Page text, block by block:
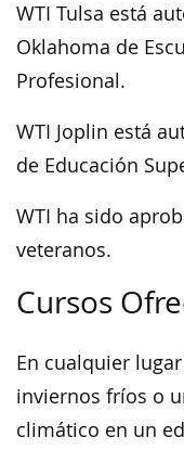
WTI Tulsa está
Oklahoma de
Profesional.
WTI Joplin está
de Educación
WTI ha sido
veteranos.
Cursos
En cualquier
inviernos fríos o
climático en un